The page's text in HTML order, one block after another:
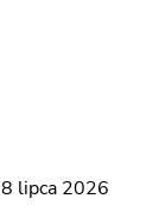
lipca 2026